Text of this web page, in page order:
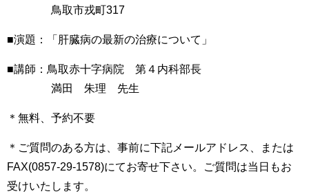
鳥取市戎町317
■演題：「肝臓病の最新の治療について」
■講師：鳥取赤十字病院 第４内科部長
満田 朱理 先生
＊無料、予約不要
＊ご質問のある方は、事前に下記メールアドレス、または
FAX(0857-29-1578)にてお寄せ下さい。ご質問は当日もお
受けいたします。